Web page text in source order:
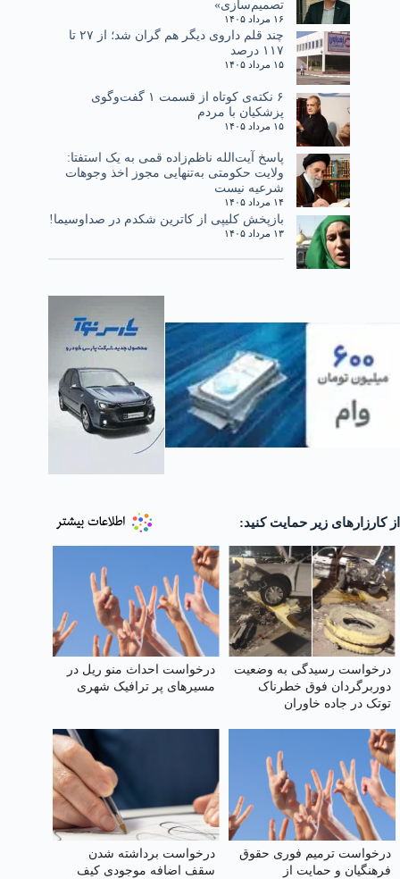
تصمیم‌سازی»
۱۶ مرداد ۱۴۰۵
چند قلم داروی دیگر هم گران شد؛ از ۲۷ تا
۱۱۷ درصد
۱۵ مرداد ۱۴۰۵
۶ نکته‌ی کوتاه از قسمت ۱ گفت‌وگوی
پزشکیان با مردم
۱۵ مرداد ۱۴۰۵
پاسخ آیت‌الله ناظم‌زاده قمی به یک استفتا:
ولایت حکومتی به‌تنهایی مجوز اخذ وجوهات
شرعیه نیست
۱۴ مرداد ۱۴۰۵
بازپخش کلیپی از کاترین شکدم در صداوسیما!
۱۳ مرداد ۱۴۰۵
از کارزارهای زیر حمایت کنید:
درخواست رسیدگی به وضعیت
دوربرگردان فوق‌ خطرناک
توتک در جاده خاوران
درخواست احداث منو ریل در
مسیرهای پر ترافیک شهری
درخواست ترمیم فوری حقوق
فرهنگیان و حمایت از
درخواست برداشته شدن
سقف اضافه‌ موجودی کیف